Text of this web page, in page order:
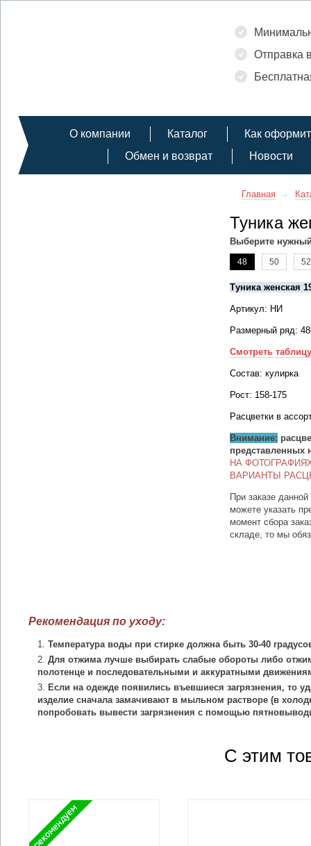
Отправка
О компании Каталог
Как
Обмен и возврат
Новости
Главная
Туника
Выберите
48 50 52
Туника женская
Артикул: НИ
Размерный ряд:
Смотреть
Состав: кулирка
Рост: 158-175
Расцветки в
Внимание:
представленных
НА
ВАРИАНТЫ
При заказе
можете указать
момент сбора
складе, то мы
Рекомендация по уходу:
Температура воды при стирке должна быть 30-40
Для отжима лучше выбирать слабые обороты либо
полотенце и последовательными и аккуратными
Если на одежде появились въевшиеся загрязнения, то
изделие сначала замачивают в мыльном растворе (в
попробовать вывести загрязнения с помощью
С этим